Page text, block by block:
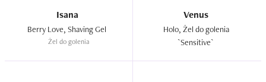
Isana
Żel do golenia
Venus
Holo, Żel do golenia